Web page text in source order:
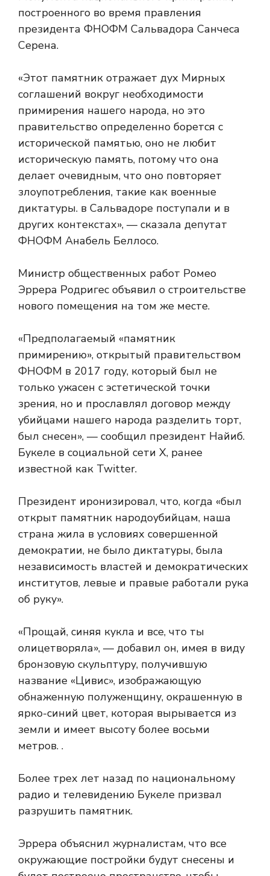
построенного во время правления
президента ФНОФМ Сальвадора Санчеса
Серена.
«Этот памятник отражает дух Мирных
соглашений вокруг необходимости
примирения нашего народа, но это
правительство определенно борется с
исторической памятью, оно не любит
историческую память, потому что она
делает очевидным, что оно повторяет
злоупотребления, такие как военные
диктатуры. в Сальвадоре поступали и в
других контекстах», — сказала депутат
ФНОФМ Анабель Беллосо.
Министр общественных работ Ромео
Эррера Родригес объявил о строительстве
нового помещения на том же месте.
«Предполагаемый «памятник
примирению», открытый правительством
ФНОФМ в 2017 году, который был не
только ужасен с эстетической точки
зрения, но и прославлял договор между
убийцами нашего народа разделить торт,
был снесен», — сообщил президент Найиб.
Букеле в социальной сети X, ранее
известной как Twitter.
Президент иронизировал, что, когда «был
открыт памятник народоубийцам, наша
страна жила в условиях совершенной
демократии, не было диктатуры, была
независимость властей и демократических
институтов, левые и правые работали рука
об руку».
«Прощай, синяя кукла и все, что ты
олицетворяла», — добавил он, имея в виду
бронзовую скульптуру, получившую
название «Цивис», изображающую
обнаженную полуженщину, окрашенную в
ярко-синий цвет, которая вырывается из
земли и имеет высоту более восьми
метров. .
Более трех лет назад по национальному
радио и телевидению Букеле призвал
разрушить памятник.
Эррера объяснил журналистам, что все
окружающие постройки будут снесены и